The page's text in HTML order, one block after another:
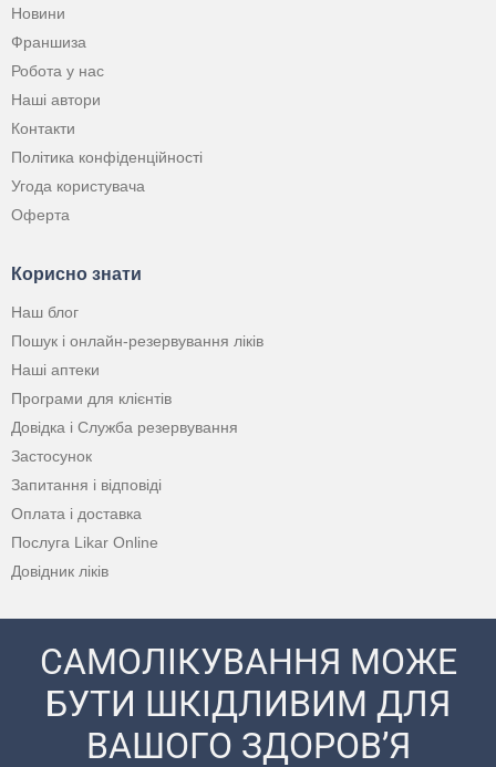
Новини
Франшиза
Робота у нас
Наші автори
Контакти
Політика конфіденційності
Угода користувача
Оферта
Корисно знати
Наш блог
Пошук і онлайн-резервування ліків
Наші аптеки
Програми для клієнтів
Довідка і Служба резервування
Застосунок
Запитання і відповіді
Оплата і доставка
Послуга Likar Online
Довідник ліків
САМОЛІКУВАННЯ МОЖЕ
БУТИ ШКІДЛИВИМ ДЛЯ
ВАШОГО ЗДОРОВ’Я